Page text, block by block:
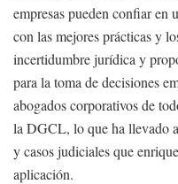
empresas pueden confiar en
con las mejores prácticas y
incertidumbre jurídica y
para la toma de decisiones
abogados corporativos de
la DGCL, lo que ha llevado
y casos judiciales que
aplicación.